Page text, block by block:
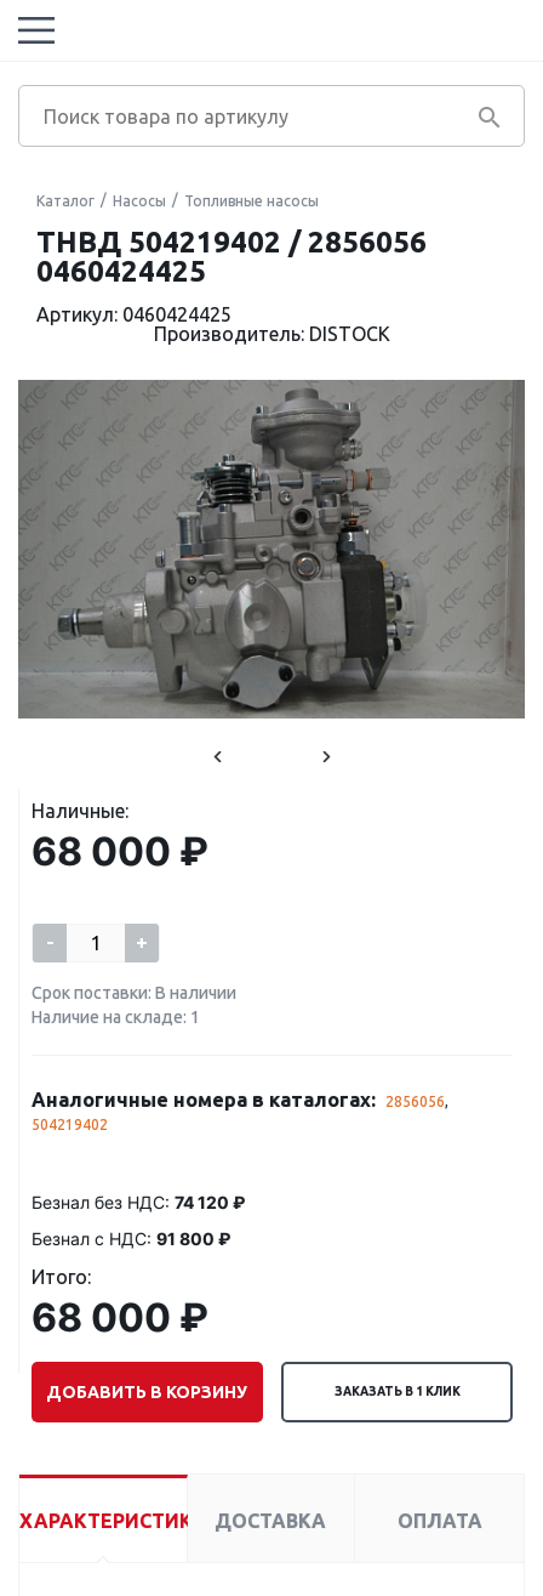
Каталог Насосы Топливные насосы
ТНВД 504219402 / 2856056
0460424425
Артикул: 0460424425
Производитель: DISTOCK
Наличные:
68 000 ₽
- +
Срок поставки: В наличии
Наличие на складе: 1
Аналогичные номера в каталогах: 2856056,
504219402
Безнал без НДС: 74 120 ₽
Безнал с НДС: 91 800 ₽
Итого:
68 000 ₽
ДОБАВИТЬ В КОРЗИНУ ЗАКАЗАТЬ В 1 КЛИК
ХАРАКТЕРИСТИКИ ДОСТАВКА ОПЛАТА